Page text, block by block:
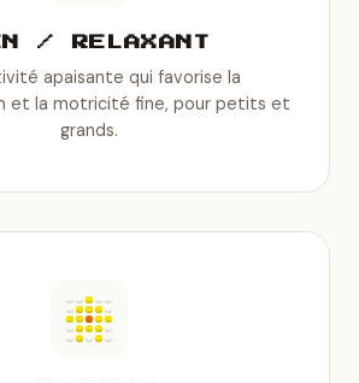
/ RELAXANT
apaisante qui favorise la
et la motricité fine, pour petits et
grands.